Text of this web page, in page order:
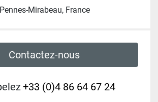
Mirabeau, France
Contactez-nous
+33 (0)4 86 64 67 24